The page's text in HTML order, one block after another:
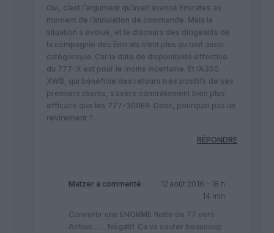
Oui, c’est l’argument qu’avait avancé Emirates au
moment de l’annulation de commande. Mais la
situation a évolué, et le discours des dirigeants de
la compagnie des Émirats n’est plus du tout aussi
catégorique. Car la date de disponibilité effective
du 777-X est pour le moins incertaine. Et l’A350
XWB, qui bénéficie des retours très positifs de ses
premiers clients, s’avère concrètement bien plus
efficace que les 777-300ER. Donc, pourquoi pas un
revirement ?
RÉPONDRE
Matzer a commenté :
12 août 2016 - 18 h
14 min
Convertir une ENORME flotte de T7 vers
Airbus…… Négatif. Ca va couter beaucoup